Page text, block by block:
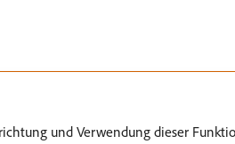
und Verwendung dieser